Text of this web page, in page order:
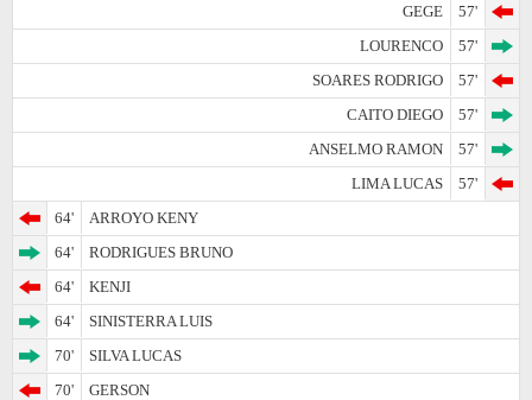
GEGE
57'
LOURENCO
57'
SOARES RODRIGO
57'
CAITO DIEGO
57'
ANSELMO RAMON
57'
LIMA LUCAS
57'
64'
ARROYO KENY
64'
RODRIGUES BRUNO
64'
KENJI
64'
SINISTERRA LUIS
70'
SILVA LUCAS
70'
GERSON